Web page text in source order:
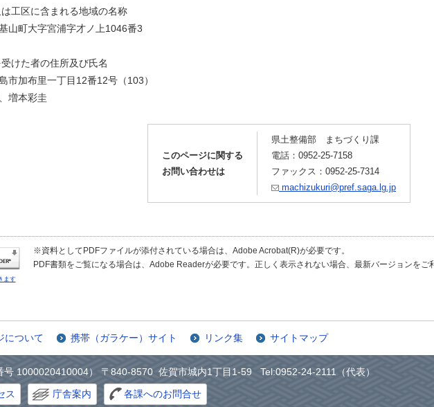
工区に含まれる地域の名称
山町大字宮浦字才ノ上1046番3
けた者の住所及び氏名
市加布里一丁目12番12号（103）
増本彩圭
このページに関する
お問い合わせは
県土整備部 まちづくり課
電話：0952-25-7158
ファックス：0952-25-7314
machizukuri@pref.saga.lg.jp
ます
※資料としてPDFファイルが添付されている場合は、Adobe Acrobat(R)が必要です。
PDF書類をご覧になる場合は、Adobe Readerが必要です。正しく表示されない場合、最新バージョンをご
について 携帯（ガラケー）サイト リンク集 サイトマップ
号 1000020410004） 〒840-8570 佐賀市城内1丁目1-59 Tel:0952-24-2111（代表）
ス
庁舎案内 各課へのお問合せ